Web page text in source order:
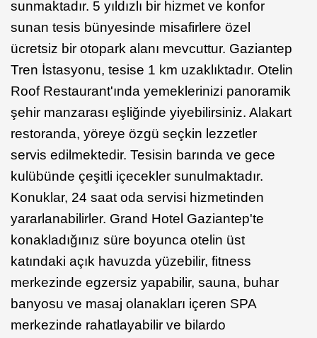
sunmaktadır. 5 yıldızlı bir hizmet ve konfor
sunan tesis bünyesinde misafirlere özel
ücretsiz bir otopark alanı mevcuttur. Gaziantep
Tren İstasyonu, tesise 1 km uzaklıktadır. Otelin
Roof Restaurant'ında yemeklerinizi panoramik
şehir manzarası eşliğinde yiyebilirsiniz. Alakart
restoranda, yöreye özgü seçkin lezzetler
servis edilmektedir. Tesisin barında ve gece
kulübünde çeşitli içecekler sunulmaktadır.
Konuklar, 24 saat oda servisi hizmetinden
yararlanabilirler. Grand Hotel Gaziantep'te
konakladığınız süre boyunca otelin üst
katındaki açık havuzda yüzebilir, fitness
merkezinde egzersiz yapabilir, sauna, buhar
banyosu ve masaj olanakları içeren SPA
merkezinde rahatlayabilir ve bilardo